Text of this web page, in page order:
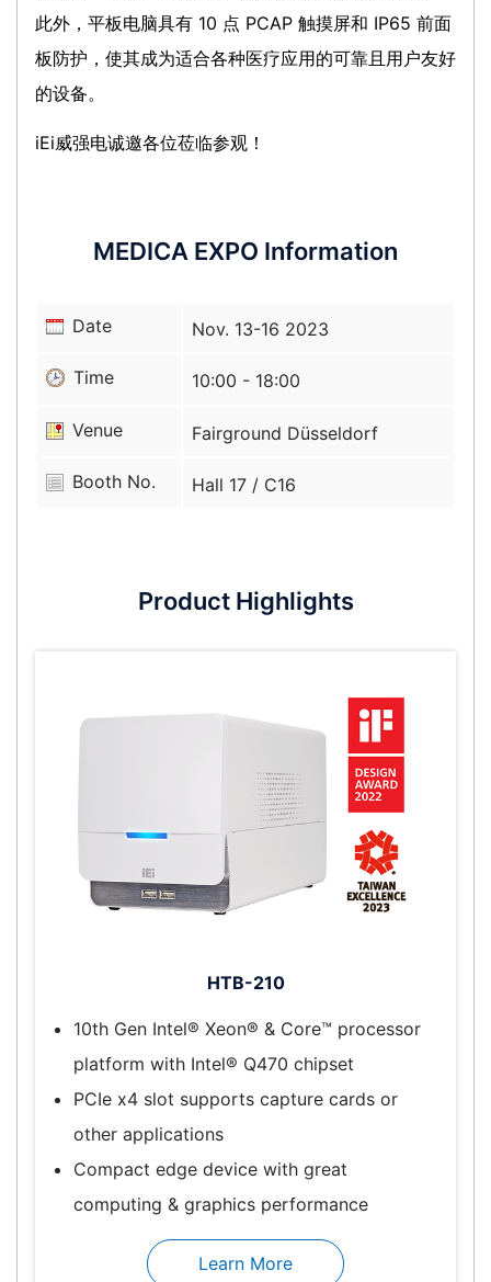
此外，平板电脑具有 10 点 PCAP 触摸屏和 IP65 前面
板防护，使其成为适合各种医疗应用的可靠且用户友好
的设备。
iEi威强电诚邀各位莅临参观！
MEDICA EXPO Information
Date Nov. 13-16 2023
Time 10:00 - 18:00
Venue Fairground Düsseldorf
Booth No. Hall 17 / C16
Product Highlights
HTB-210
10th Gen Intel® Xeon® & Core™ processor
platform with Intel® Q470 chipset
PCIe x4 slot supports capture cards or
other applications
Compact edge device with great
computing & graphics performance
Learn More